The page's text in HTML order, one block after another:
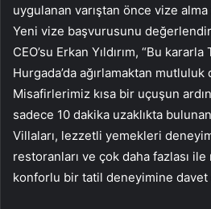
uygulanan varıştan önce vize alma
Yeni vize başvurusunu
CEO’su Erkan Yıldırım, “Bu
Hurgada’da ağırlamaktan
Misafirlerimiz kısa bir uçuşun
sadece 10 dakika uzaklıkta
Villaları, lezzetli yemekleri
restoranları ve çok daha fazlası
konforlu bir tatil deneyimine davet